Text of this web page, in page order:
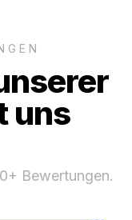
uns
Bewertungen.